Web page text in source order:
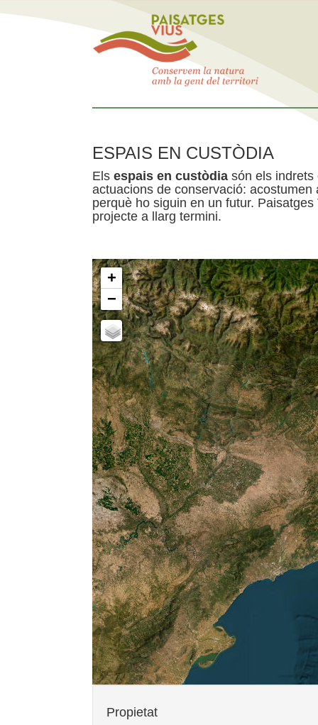
ESPAIS EN CUSTÒDIA
Els espais en custòdia són els indrets
actuacions de conservació:
perquè ho siguin en un futur.
projecte a llarg termini.
+
−
Propietat